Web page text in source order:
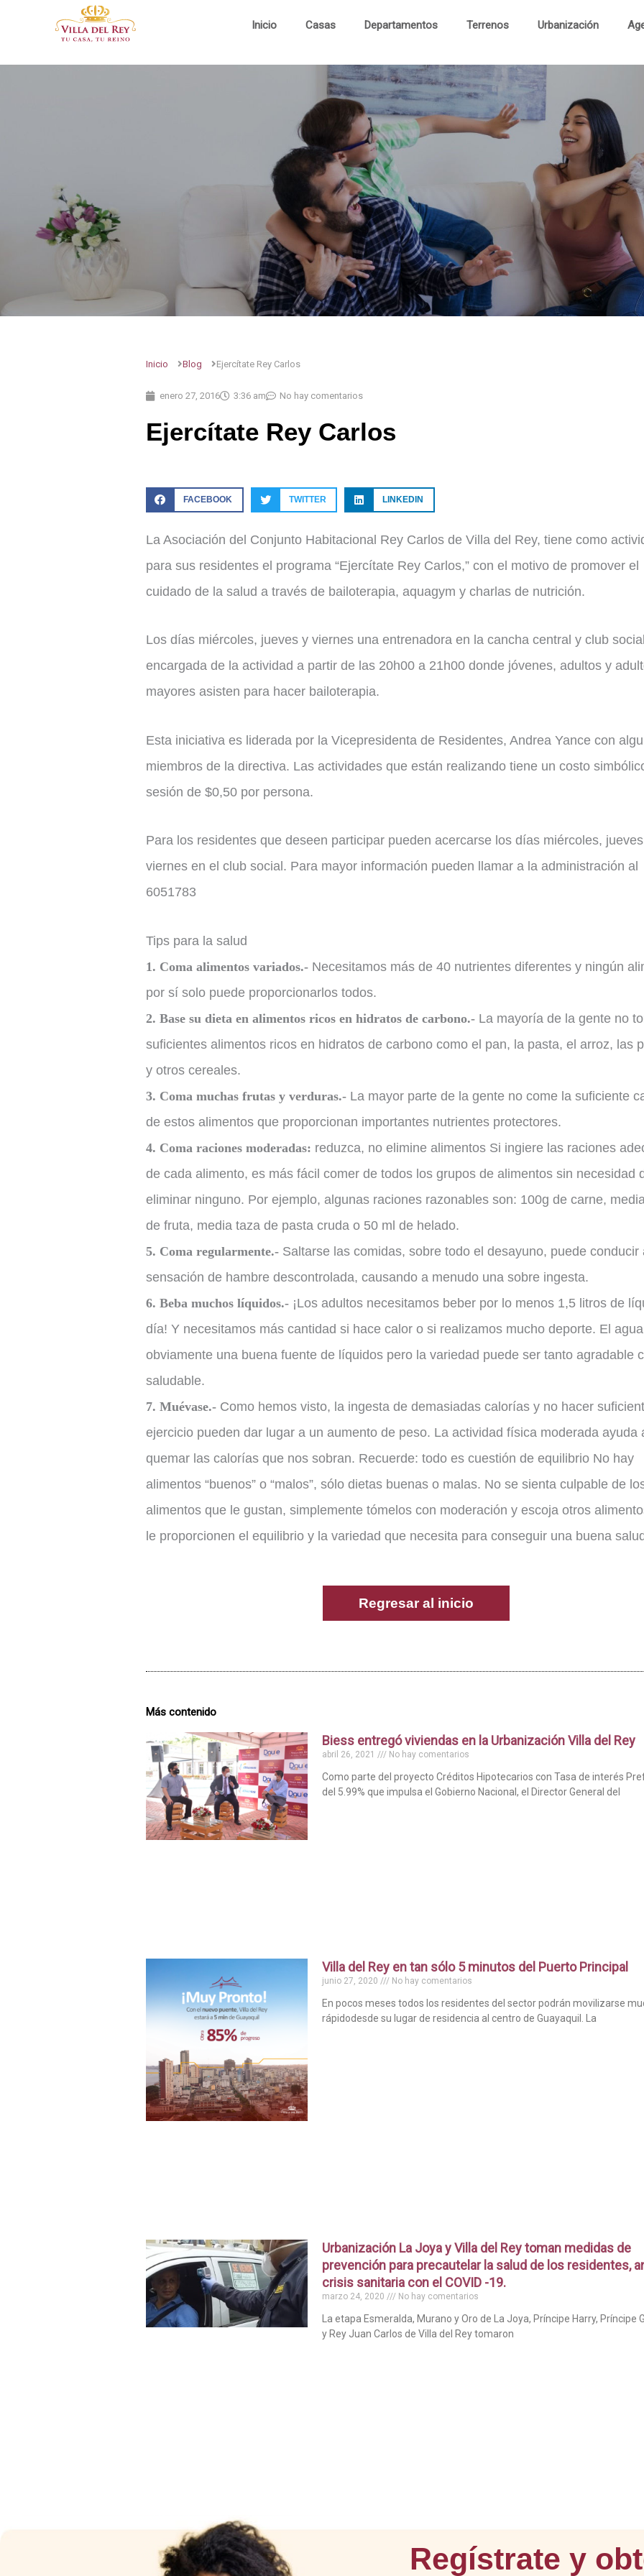
Inicio Casas Departamentos Terrenos Urbanización
Inicio Blog Ejercítate Rey Carlos
enero 27, 2016 3:36 am No hay comentarios
Ejercítate Rey Carlos
FACEBOOK TWITTER LINKEDIN
La Asociación del Conjunto Habitacional Rey Carlos de Villa del Rey, tiene como
para sus residentes el programa “Ejercítate Rey Carlos,” con el motivo de promover el
cuidado de la salud a través de bailoterapia, aquagym y charlas de nutrición.
Los días miércoles, jueves y viernes una entrenadora en la cancha central y club
encargada de la actividad a partir de las 20h00 a 21h00 donde jóvenes, adultos y
mayores asisten para hacer bailoterapia.
Esta iniciativa es liderada por la Vicepresidenta de Residentes, Andrea Yance con
miembros de la directiva. Las actividades que están realizando tiene un costo
sesión de $0,50 por persona.
Para los residentes que deseen participar pueden acercarse los días miércoles,
viernes en el club social. Para mayor información pueden llamar a la administración al
6051783
Tips para la salud
1. Coma alimentos variados.-Necesitamos más de 40 nutrientes diferentes y ningún
por sí solo puede proporcionarlos todos.
2. Base su dieta en alimentos ricos en hidratos de carbono.-La mayoría de la gente no
suficientes alimentos ricos en hidratos de carbono como el pan, la pasta, el arroz, las
y otros cereales.
3. Coma muchas frutas y verduras.-La mayor parte de la gente no come la suficiente
de estos alimentos que proporcionan importantes nutrientes protectores.
4. Coma raciones moderadas: reduzca, no elimine alimentos Si ingiere las raciones
de cada alimento, es más fácil comer de todos los grupos de alimentos sin necesidad
eliminar ninguno. Por ejemplo, algunas raciones razonables son: 100g de carne,
de fruta, media taza de pasta cruda o 50 ml de helado.
5. Coma regularmente.-Saltarse las comidas, sobre todo el desayuno, puede conducir
sensación de hambre descontrolada, causando a menudo una sobre ingesta.
6. Beba muchos líquidos.-¡Los adultos necesitamos beber por lo menos 1,5 litros de
día! Y necesitamos más cantidad si hace calor o si realizamos mucho deporte. El
obviamente una buena fuente de líquidos pero la variedad puede ser tanto agradable
saludable.
7. Muévase.-Como hemos visto, la ingesta de demasiadas calorías y no hacer
ejercicio pueden dar lugar a un aumento de peso. La actividad física moderada ayuda
quemar las calorías que nos sobran. Recuerde: todo es cuestión de equilibrio No hay
alimentos “buenos” o “malos”, sólo dietas buenas o malas. No se sienta culpable de
alimentos que le gustan, simplemente tómelos con moderación y escoja otros
le proporcionen el equilibrio y la variedad que necesita para conseguir una buena
Regresar al inicio
Más contenido
Biess entregó viviendas en la Urbanización Villa del Rey
abril 26, 2021 No hay comentarios
Como parte del proyecto Créditos Hipotecarios con Tasa de interés
del 5.99% que impulsa el Gobierno Nacional, el Director General del
Villa del Rey en tan sólo 5 minutos del Puerto Principal
junio 27, 2020 No hay comentarios
En pocos meses todos los residentes del sector podrán movilizarse
rápidodesde su lugar de residencia al centro de Guayaquil. La
Urbanización La Joya y Villa del Rey toman medidas de
prevención para precautelar la salud de los residentes,
crisis sanitaria con el COVID -19.
marzo 24, 2020 No hay comentarios
La etapa Esmeralda, Murano y Oro de La Joya, Príncipe Harry, Príncipe
y Rey Juan Carlos de Villa del Rey tomaron
Regístrate y